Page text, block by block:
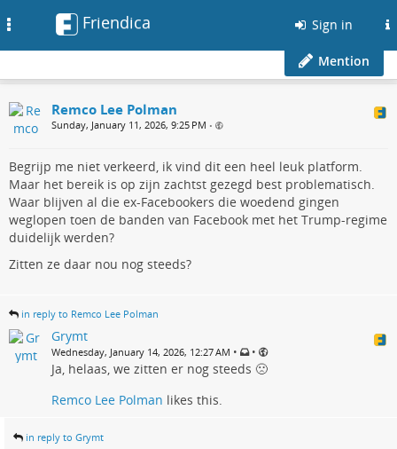
Friendica Sign in
Mention
Remco Lee Polman
Sunday, January 11, 2026, 9:25 PM •
Begrijp me niet verkeerd, ik vind dit een heel leuk platform.
Maar het bereik is op zijn zachtst gezegd best problematisch.
Waar blijven al die ex-Facebookers die woedend gingen
weglopen toen de banden van Facebook met het Trump-regime
duidelijk werden?
Zitten ze daar nou nog steeds?
in reply to Remco Lee Polman
Grymt
Wednesday, January 14, 2026, 12:27 AM • •
Ja, helaas, we zitten er nog steeds 🙁
Remco Lee Polman likes this.
in reply to Grymt